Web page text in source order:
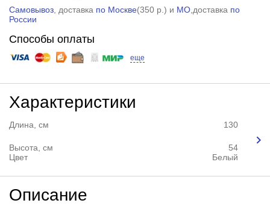
Самовывоз, доставка по Москве(350 р. ) и МО,доставка по
России
Способы оплаты
еще
Характеристики
Длина, см 130
Высота, см
54
Цвет
Белый
Описание